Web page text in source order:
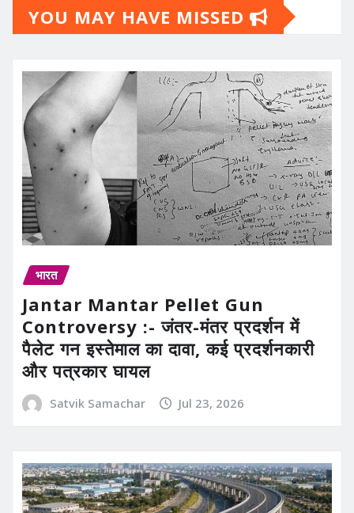
YOU MAY HAVE MISSED
भारत
Jantar Mantar Pellet Gun
Controversy :- जंतर-मंतर प्रदर्शन में
पैलेट गन इस्तेमाल का दावा, कई प्रदर्शनकारी
और पत्रकार घायल
Satvik Samachar Jul 23, 2026